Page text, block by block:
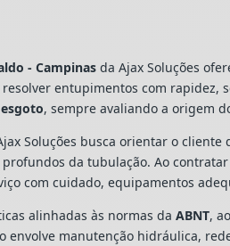
- Campinas da Ajax Soluções
entupimentos com rapidez,
esgoto, sempre avaliando a origem
Soluções busca orientar o
da tubulação. Ao
com cuidado, equipamentos
alinhadas às normas daABNT,
envolve manutenção hidráulica,